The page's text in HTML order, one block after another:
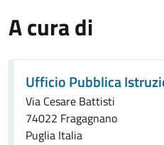
A cura di
Ufficio Pubblica
Via Cesare Battisti
74022 Fragagnano
Puglia Italia